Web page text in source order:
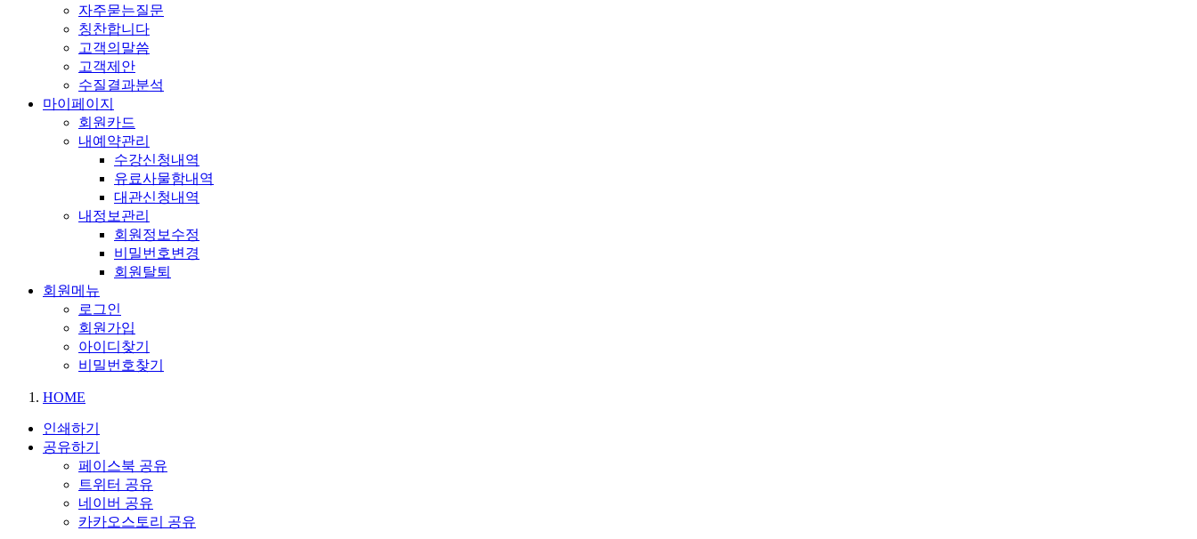
자주묻는질문
칭찬합니다
고객의말씀
고객제안
수질결과분석
마이페이지
회원카드
내예약관리
수강신청내역
유료사물함내역
대관신청내역
내정보관리
회원정보수정
비밀번호변경
회원탈퇴
회원메뉴
로그인
회원가입
아이디찾기
비밀번호찾기
HOME
인쇄하기
공유하기
페이스북 공유
트위터 공유
네이버 공유
카카오스토리 공유